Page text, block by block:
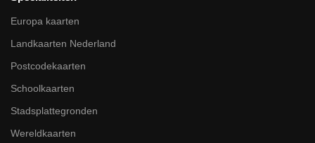
Europa kaarten
Landkaarten Nederland
Postcodekaarten
Schoolkaarten
Stadsplattegronden
Wereldkaarten